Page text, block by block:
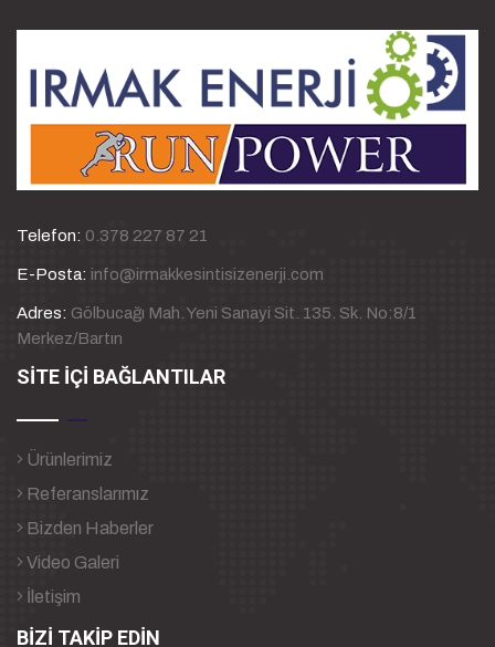
Telefon: 0.378 227 87 21
E-Posta: info@irmakkesintisizenerji.com
Adres: Gölbucağı Mah. Yeni Sanayi Sit. 135. Sk. No:8/1
Merkez/Bartın
SİTE İÇİ BAĞLANTILAR
Ürünlerimiz
Referanslarımız
Bizden Haberler
Video Galeri
İletişim
BİZİ TAKİP EDİN